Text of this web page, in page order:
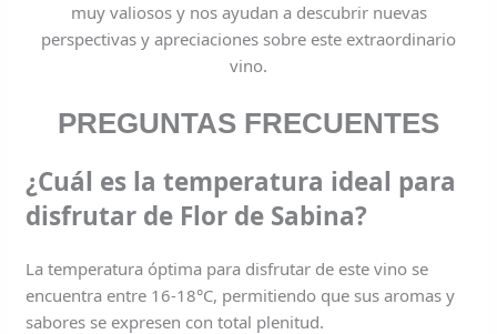
muy valiosos y nos ayudan a descubrir nuevas
perspectivas y apreciaciones sobre este extraordinario
vino.
PREGUNTAS FRECUENTES
¿Cuál es la temperatura ideal para
disfrutar de Flor de Sabina?
La temperatura óptima para disfrutar de este vino se
encuentra entre 16-18°C, permitiendo que sus aromas y
sabores se expresen con total plenitud.